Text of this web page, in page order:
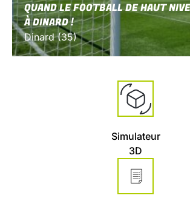
QUAND LE FOOTBALL DE HAUT
À DINARD !
Dinard (35)
Simulateur
3D